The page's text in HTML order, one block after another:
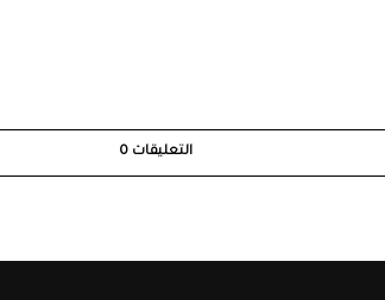
التعليقات 0